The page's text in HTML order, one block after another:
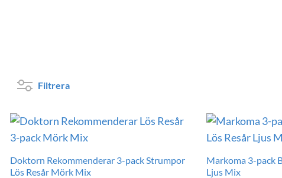
Filtrera
Doktorn Rekommenderar 3-pack Strumpor
Lös Resår Mörk Mix
Markoma 3-pack
Ljus Mix